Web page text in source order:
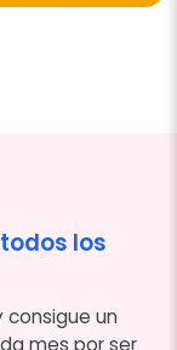
todos los
un
mes por ser